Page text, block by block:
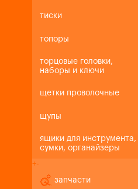
тиски
топоры
торцовые головки,
наборы и ключи
щетки проволочные
щупы
ящики для инструмента,
сумки, органайзеры
+-
запчасти